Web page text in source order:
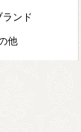
ランド
他